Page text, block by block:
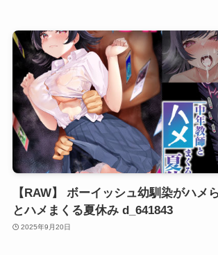
【RAW】 ボーイッシュ幼馴染がハメ
とハメまくる夏休み d_641843
2025年9月20日